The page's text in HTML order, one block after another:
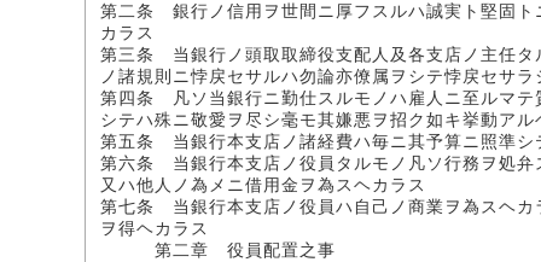
第二条 銀行ノ信用ヲ世間ニ厚フスルハ誠実ト堅固ト
カラス
第三条 当銀行ノ頭取取締役支配人及各支店ノ主任タ
ノ諸規則ニ悖戻セサルハ勿論亦僚属ヲシテ悖戻セサラ
第四条 凡ソ当銀行ニ勤仕スルモノハ雇人ニ至ルマテ
シテハ殊ニ敬愛ヲ尽シ毫モ其嫌悪ヲ招ク如キ挙動アル
第五条 当銀行本支店ノ諸経費ハ毎ニ其予算ニ照準シ
第六条 当銀行本支店ノ役員タルモノ凡ソ行務ヲ処弁
又ハ他人ノ為メニ借用金ヲ為スヘカラス
第七条 当銀行本支店ノ役員ハ自己ノ商業ヲ為スヘカ
ヲ得ヘカラス
第二章 役員配置之事